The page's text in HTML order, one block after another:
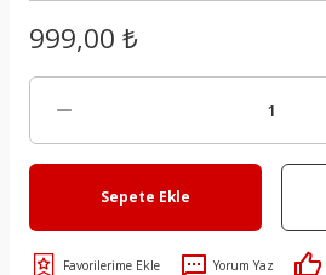
999,00 ₺
Sepete Ekle
Yorum Yaz